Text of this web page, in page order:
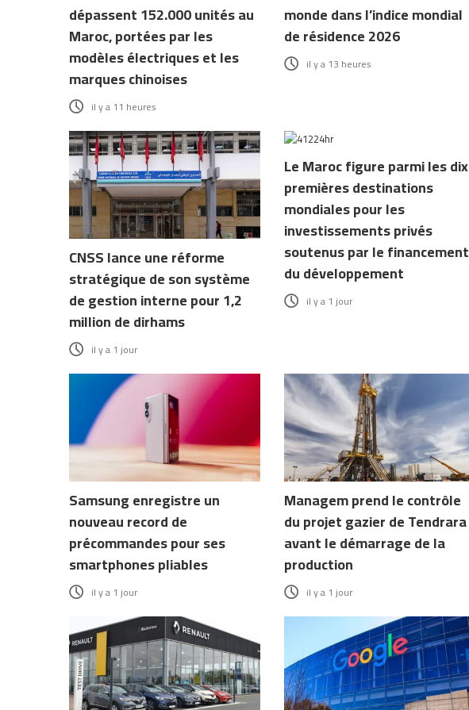
dépassent 152.000 unités au
Maroc, portées par les
modèles électriques et les
marques chinoises
il y a 11 heures
monde dans l’indice mondial
de résidence 2026
il y a 13 heures
CNSS lance une réforme
stratégique de son système
de gestion interne pour 1,2
million de dirhams
il y a 1 jour
Le Maroc figure parmi les dix
premières destinations
mondiales pour les
investissements privés
soutenus par le financement
du développement
il y a 1 jour
Samsung enregistre un
nouveau record de
précommandes pour ses
smartphones pliables
il y a 1 jour
Managem prend le contrôle
du projet gazier de Tendrara
avant le démarrage de la
production
il y a 1 jour